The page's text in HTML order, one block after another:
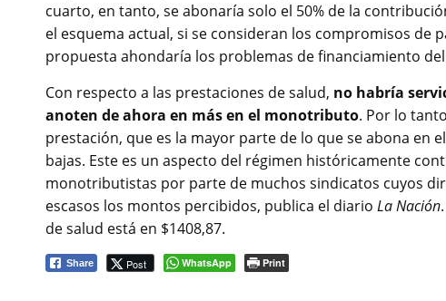
cuarto, en tanto, se abonaría solo el 50% de la
el esquema actual, si se consideran los compromisos de
propuesta ahondaría los problemas de financiamiento
Con respecto a las prestaciones de salud, no habría
anoten de ahora en más en el monotributo. Por lo
prestación, que es la mayor parte de lo que se abona en
bajas. Este es un aspecto del régimen históricamente
monotributistas por parte de muchos sindicatos cuyos
escasos los montos percibidos, publica el diario La Nación
de salud está en $1408,87.
Share Post WhatsApp Print